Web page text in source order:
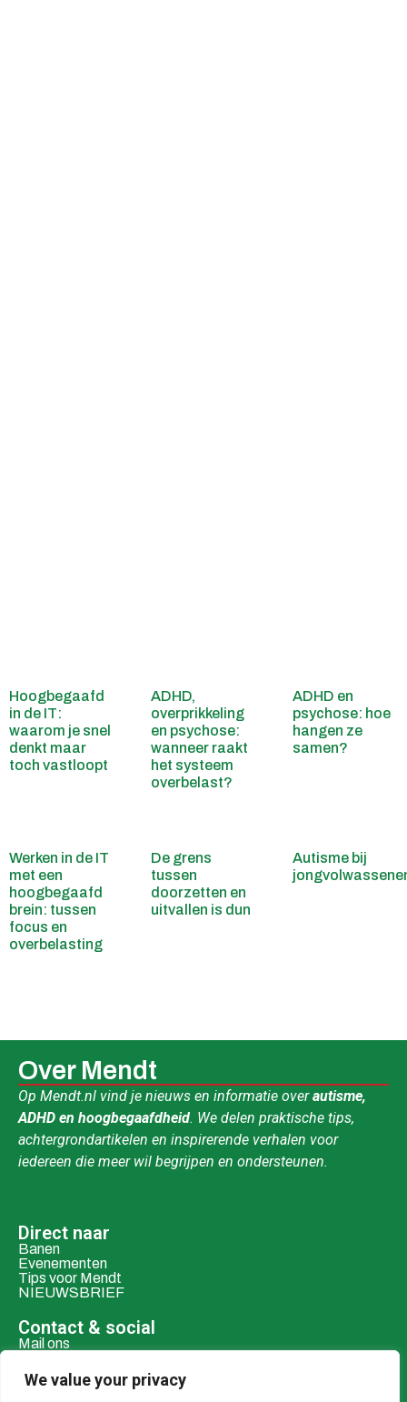
We value your privacy
Hoogbegaafd
in de IT:
waarom je snel
denkt maar
toch vastloopt
ADHD,
overprikkeling
en psychose:
wanneer raakt
het systeem
overbelast?
ADHD en
psychose: hoe
hangen ze
samen?
Werken in de IT
met een
hoogbegaafd
brein: tussen
focus en
overbelasting
De grens
tussen
doorzetten en
uitvallen is dun
Autisme bij
Over Mendt
Op Mendt.nl vind je nieuws en informatie overautisme,
ADHD en hoogbegaafdheid. We delen praktische tips,
achtergrondartikelen en inspirerende verhalen voor
iedereen die meer wil begrijpen en ondersteunen.
Direct naar
Banen
Evenementen
Tips voor Mendt
NIEUWSBRIEF
Contact & social
Mail ons